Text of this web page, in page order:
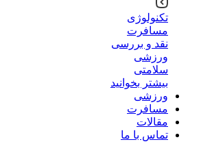
تکنولوژی
مسافرت
نقد و بررسی
ورزشی
سلامتی
بیشتر بخوانید
ورزشی
مسافرت
مقالات
تماس با ما